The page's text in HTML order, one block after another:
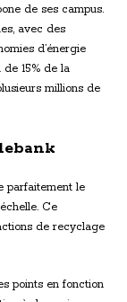
de ses campus.
avec des
d’énergie
15% de la
millions de
parfaitement le
Ce
de recyclage
points en fonction